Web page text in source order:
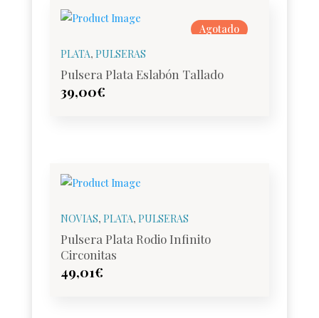
Agotado
PLATA, PULSERAS
Pulsera Plata Eslabón Tallado
39,00€
NOVIAS, PLATA, PULSERAS
Pulsera Plata Rodio Infinito
Circonitas
49,01€